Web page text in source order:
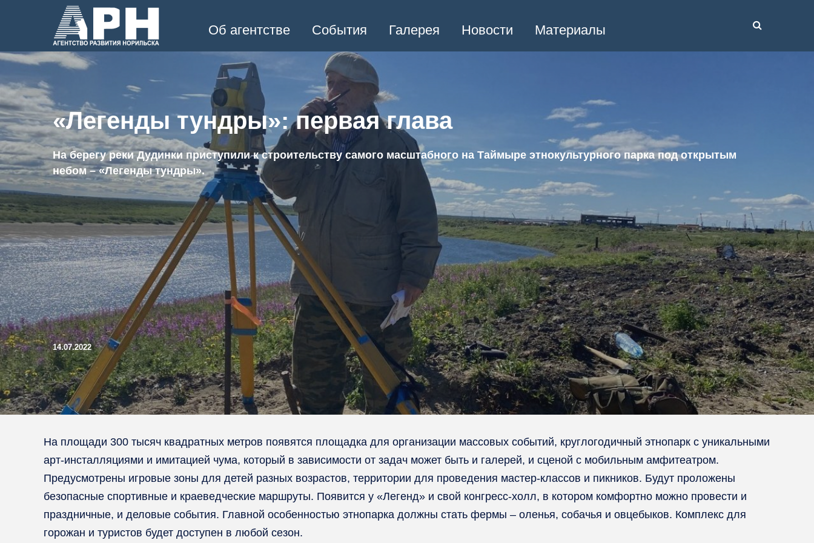
Об агентстве События Галерея Новости Материалы
«Легенды тундры»: первая глава
На берегу реки Дудинки приступили к строительству самого масштабного на Таймыре этнокультурного парка под открытым
небом – «Легенды тундры».
14.07.2022
На площади 300 тысяч квадратных метров появятся площадка для организации массовых событий, круглогодичный этнопарк с уникальными
арт-инсталляциями и имитацией чума, который в зависимости от задач может быть и галерей, и сценой с мобильным амфитеатром.
Предусмотрены игровые зоны для детей разных возрастов, территории для проведения мастер-классов и пикников. Будут проложены
безопасные спортивные и краеведческие маршруты. Появится у «Легенд» и свой конгресс-холл, в котором комфортно можно провести и
праздничные, и деловые события. Главной особенностью этнопарка должны стать фермы – оленья, собачья и овцебыков. Комплекс для
горожан и туристов будет доступен в любой сезон.